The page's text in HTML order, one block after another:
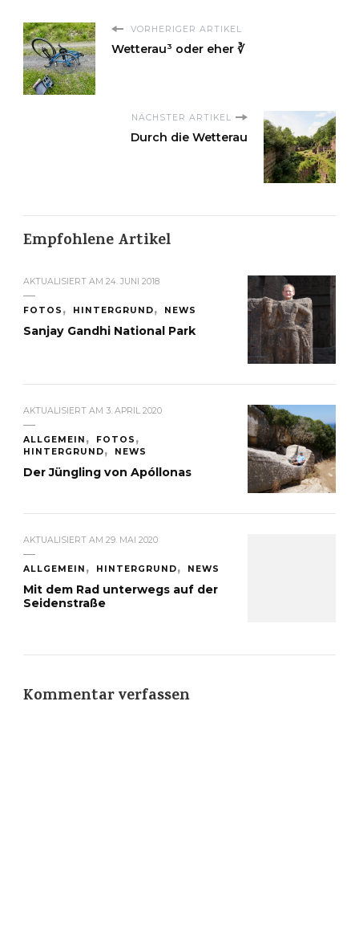
VORHERIGER ARTIKEL
Wetterau³ oder eher ∛
NÄCHSTER ARTIKEL
Durch die Wetterau
Empfohlene Artikel
AKTUALISIERT AM 24. JUNI 2018
FOTOS HINTERGRUND NEWS
Sanjay Gandhi National Park
AKTUALISIERT AM 3. APRIL 2020
ALLGEMEIN
FOTOS
HINTERGRUND
NEWS
Der Jüngling von Apóllonas
AKTUALISIERT AM 29. MAI 2020
ALLGEMEIN HINTERGRUND NEWS
Mit dem Rad unterwegs auf der
Seidenstraße
Kommentar verfassen